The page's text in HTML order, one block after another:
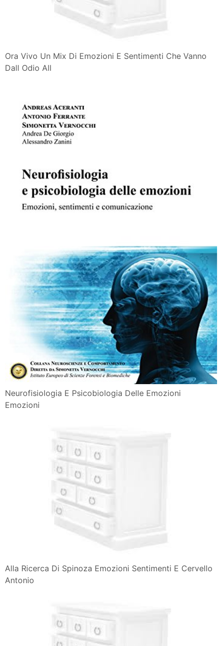
Alla Conquista Del Mondo Delle Emozioni E Dei
Sentimenti Rosa Maria
Ora Vivo Un Mix Di Emozioni E Sentimenti Che Vanno
Dall Odio All
Neurofisiologia E Psicobiologia Delle Emozioni